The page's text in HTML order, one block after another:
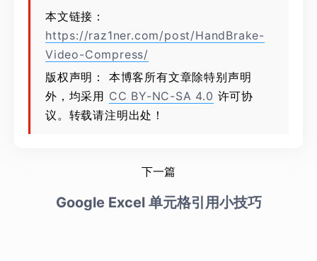
本文链接：
https://raz1ner.com/post/HandBrake-
Video-Compress/
版权声明： 本博客所有文章除特别声明
外，均采用 CC BY-NC-SA 4.0 许可协
议。转载请注明出处！
下一篇
Google Excel 单元格引用小技巧